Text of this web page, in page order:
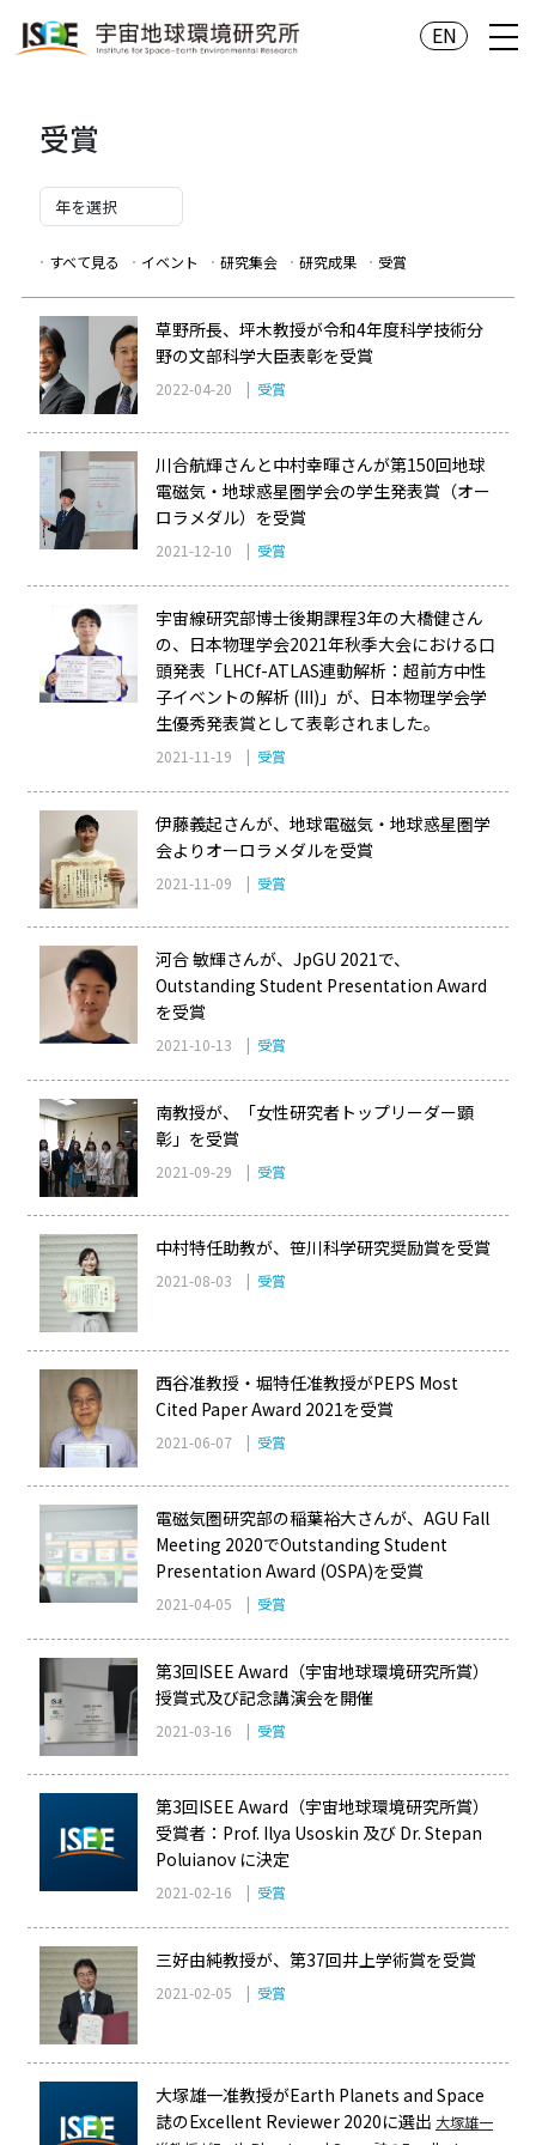
EN
受賞
すべて見る イベント 研究集会 研究成果 受賞
草野所長、坪木教授が令和4年度科学技術分
野の文部科学大臣表彰を受賞
2022-04-20 | 受賞
川合航輝さんと中村幸暉さんが第150回地球
電磁気・地球惑星圏学会の学生発表賞（オー
ロラメダル）を受賞
2021-12-10 | 受賞
宇宙線研究部博士後期課程3年の大橋健さん
の、日本物理学会2021年秋季大会における口
頭発表「LHCf-ATLAS連動解析：超前方中性
子イベントの解析 (III)」が、日本物理学会学
生優秀発表賞として表彰されました。
2021-11-19 | 受賞
伊藤義起さんが、地球電磁気・地球惑星圏学
会よりオーロラメダルを受賞
2021-11-09 | 受賞
河合 敏輝さんが、JpGU 2021で、
Outstanding Student Presentation Award
を受賞
2021-10-13 | 受賞
南教授が、「女性研究者トップリーダー顕
彰」を受賞
2021-09-29 | 受賞
中村特任助教が、笹川科学研究奨励賞を受賞
2021-08-03 | 受賞
西谷准教授・堀特任准教授がPEPS Most
Cited Paper Award 2021を受賞
2021-06-07 | 受賞
電磁気圏研究部の稲葉裕大さんが、AGU Fall
Meeting 2020でOutstanding Student
Presentation Award (OSPA)を受賞
2021-04-05 | 受賞
第3回ISEE Award（宇宙地球環境研究所賞）
授賞式及び記念講演会を開催
2021-03-16 | 受賞
第3回ISEE Award（宇宙地球環境研究所賞）
受賞者：Prof. Ilya Usoskin 及び Dr. Stepan
Poluianov に決定
2021-02-16 | 受賞
三好由純教授が、第37回井上学術賞を受賞
2021-02-05 | 受賞
大塚雄一准教授がEarth Planets and Space
誌のExcellent Reviewer 2020に選出 大塚雄一